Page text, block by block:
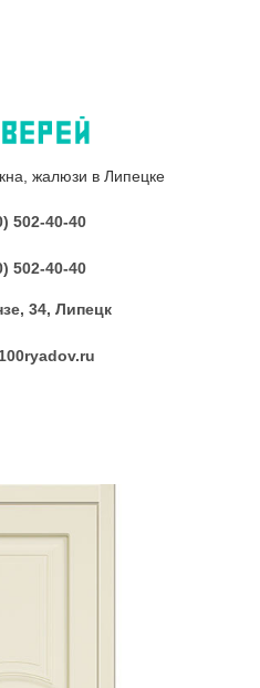
жалюзи в Липецке
502-40-40
502-40-40
34, Липецк